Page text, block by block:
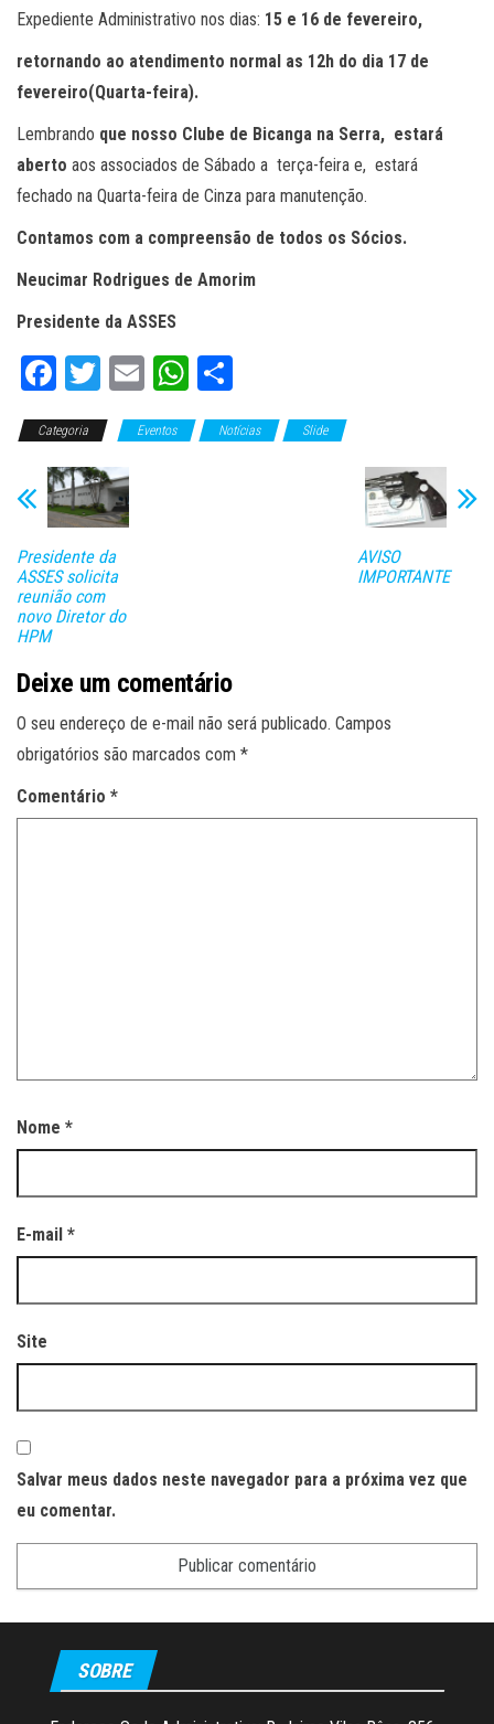
Expediente Administrativo nos dias: 15 e 16 de fevereiro,
retornando ao atendimento normal as 12h do dia 17 de
fevereiro(Quarta-feira).
Lembrando que nosso Clube de Bicanga na Serra, estará
aberto aos associados de Sábado a terça-feira e, estará
fechado na Quarta-feira de Cinza para manutenção.
Contamos com a compreensão de todos os Sócios.
Neucimar Rodrigues de Amorim
Presidente da ASSES
Fa
bo
ok
T
tt
er
E
ail
W
ts m
Categoria Eventos Notícias Slide
Presidente da
ASSES solicita
reunião com
novo Diretor do
HPM
AVISO
IMPORTANTE
Deixe um comentário
O seu endereço de e-mail não será publicado. Campos
obrigatórios são marcados com *
Comentário *
Nome *
E-mail *
Site
Salvar meus dados neste navegador para a próxima vez que
eu comentar.
SOBRE